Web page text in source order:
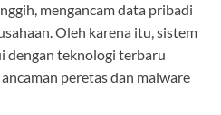
mengancam data pribadi
Oleh karena itu, sistem
dengan teknologi terbaru
peretas dan malware